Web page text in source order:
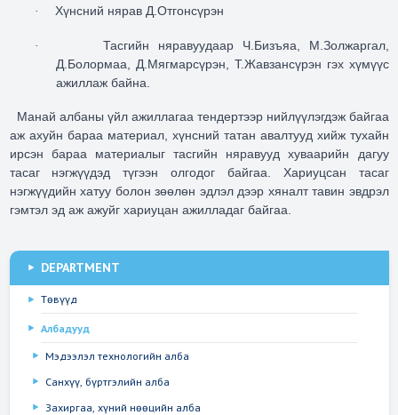
· Хүнсний нярав Д.Отгонсүрэн
·
Тасгийн няравуудаар Ч.Бизъяа, М.Золжаргал,
Д.Болормаа, Д.Мягмарсүрэн, Т.Жавзансүрэн гэх хүмүүс
ажиллаж байна.
Манай албаны үйл ажиллагаа тендертээр нийлүүлэгдэж байгаа
аж ахуйн бараа материал, хүнсний татан авалтууд хийж тухайн
ирсэн бараа материалыг тасгийн няравууд хуваарийн дагуу
тасаг нэгжүүдэд түгээн олгодог байгаа. Хариуцсан тасаг
нэгжүүдийн хатуу болон зөөлөн эдлэл дээр хяналт тавин эвдрэл
гэмтэл эд аж ажуйг хариуцан ажилладаг байгаа.
DEPARTMENT
Төвүүд
Албадууд
Мэдээлэл технологийн алба
Санхүү, бүртгэлийн алба
Захиргаа, хүний нөөцийн алба